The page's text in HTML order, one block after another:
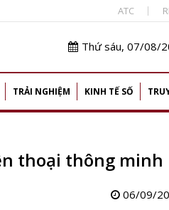
ATC
Thứ sáu, 07/08/
TRẢI NGHIỆM KINH TẾ SỐ
thoại thông minh
06/09/